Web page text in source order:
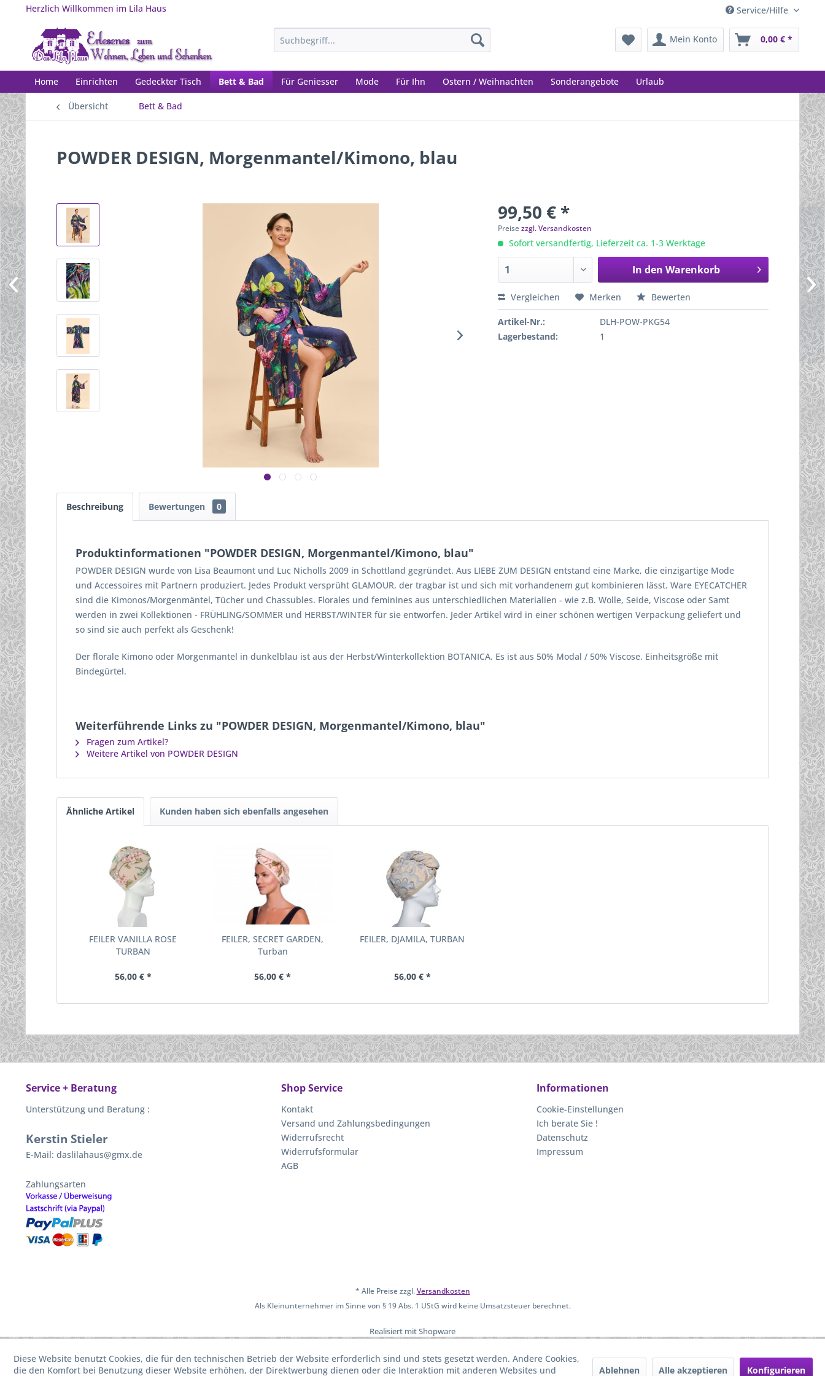
Herzlich Willkommen im Lila Haus Service/Hilfe
Mein Konto 0,00 € *
Home Einrichten Gedeckter Tisch Bett & Bad Für Geniesser Mode Für Ihn Ostern / Weihnachten Sonderangebote Urlaub
Übersicht Bett & Bad
POWDER DESIGN, Morgenmantel/Kimono, blau
99,50 € *
Preisezzgl. Versandkosten
Sofort versandfertig, Lieferzeit ca. 1-3 Werktage
In den Warenkorb
Vergleichen Merken Bewerten
Artikel-Nr.:
DLH-POW-PKG54
Lagerbestand:
1
Beschreibung Bewertungen 0
Produktinformationen "POWDER DESIGN, Morgenmantel/Kimono, blau"
POWDER DESIGN wurde von Lisa Beaumont und Luc Nicholls 2009 in Schottland gegründet. Aus LIEBE ZUM DESIGN entstand eine Marke, die einzigartige Mode
und Accessoires mit Partnern produziert. Jedes Produkt versprüht GLAMOUR, der tragbar ist und sich mit vorhandenem gut kombinieren lässt. Ware EYECATCHER
sind die Kimonos/Morgenmäntel, Tücher und Chassubles. Florales und feminines aus unterschiedlichen Materialien - wie z.B. Wolle, Seide, Viscose oder Samt
werden in zwei Kollektionen - FRÜHLING/SOMMER und HERBST/WINTER für sie entworfen. Jeder Artikel wird in einer schönen wertigen Verpackung geliefert und
so sind sie auch perfekt als Geschenk!
Der florale Kimono oder Morgenmantel in dunkelblau ist aus der Herbst/Winterkollektion BOTANICA. Es ist aus 50% Modal / 50% Viscose. Einheitsgröße mit
Bindegürtel.
Weiterführende Links zu "POWDER DESIGN, Morgenmantel/Kimono, blau"
Fragen zum Artikel?
Weitere Artikel von POWDER DESIGN
Ähnliche Artikel Kunden haben sich ebenfalls angesehen
FEILER VANILLA ROSE
TURBAN
56,00 € *
FEILER, SECRET GARDEN,
Turban
56,00 € *
FEILER, DJAMILA, TURBAN
56,00 € *
Service + Beratung
Unterstützung und Beratung :
Kerstin Stieler
E-Mail: daslilahaus@gmx.de
Zahlungsarten
Shop Service
Kontakt
Versand und Zahlungsbedingungen
Widerrufsrecht
Widerrufsformular
AGB
Informationen
Cookie-Einstellungen
Ich berate Sie !
Datenschutz
Impressum
* Alle Preise zzgl.Versandkosten
Als Kleinunternehmer im Sinne von § 19 Abs. 1 UStG wird keine Umsatzsteuer berechnet.
Realisiert mit Shopware
Diese Website benutzt Cookies, die für den technischen Betrieb der Website erforderlich sind und stets gesetzt werden. Andere Cookies,
die den Komfort bei Benutzung dieser Website erhöhen, der Direktwerbung dienen oder die Interaktion mit anderen Websites und
Ablehnen Alle akzeptieren Konfigurieren